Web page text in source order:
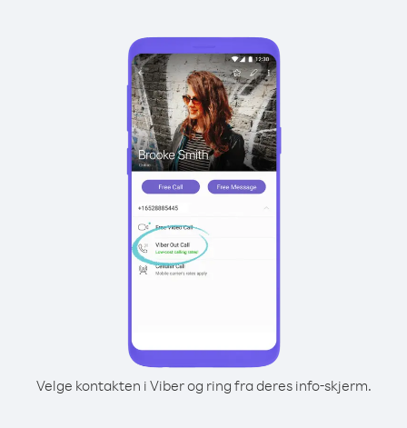
Velge kontakten i Viber og ring fra deres info-skjerm.